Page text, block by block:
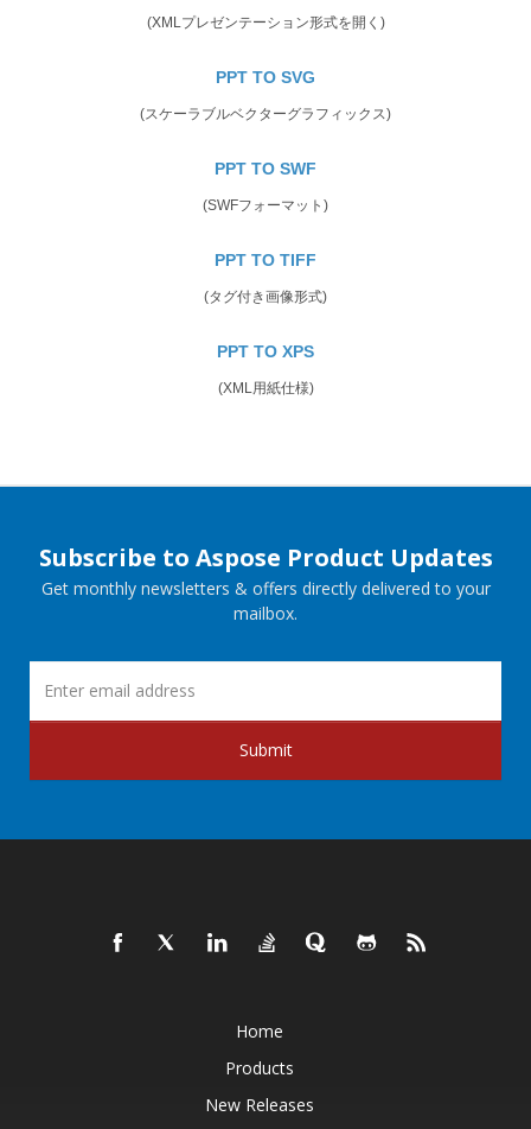
(XMLプレゼンテーション形式を開く)
PPT TO SVG
(スケーラブルベクターグラフィックス)
PPT TO SWF
(SWFフォーマット)
PPT TO TIFF
(タグ付き画像形式)
PPT TO XPS
(XML用紙仕様)
Subscribe to Aspose Product Updates
Get monthly newsletters & offers directly delivered to your
mailbox.
Submit
Home
Products
New Releases